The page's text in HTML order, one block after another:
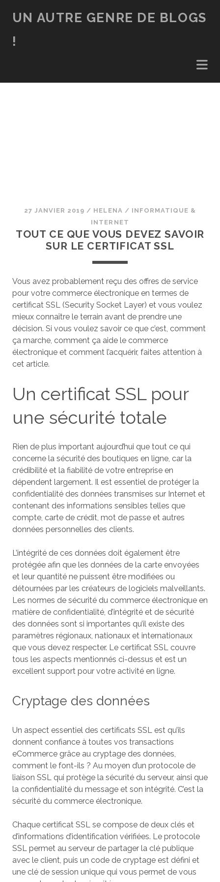
UN AUTRE GENRE DE BLOGS
!
27 JANVIER 2019 / HELENA / INFORMATIQUE &
INTERNET
TOUT CE QUE VOUS DEVEZ SAVOIR
SUR LE CERTIFICAT SSL
Vous avez probablement reçu des offres de service
pour votre commerce électronique en termes de
certificat SSL (Security Socket Layer) et vous voulez
mieux connaître le terrain avant de prendre une
décision. Si vous voulez savoir ce que c’est, comment
ça marche, comment ça aide le commerce
électronique et comment l’acquérir, faites attention à
cet article.
Un certificat SSL pour
une sécurité totale
Rien de plus important aujourd’hui que tout ce qui
concerne la sécurité des boutiques en ligne, car la
crédibilité et la fiabilité de votre entreprise en
dépendent largement. Il est essentiel de protéger la
confidentialité des données transmises sur Internet et
contenant des informations sensibles telles que
compte, carte de crédit, mot de passe et autres
données personnelles des clients.
L’intégrité de ces données doit également être
protégée afin que les données de la carte envoyées
et leur quantité ne puissent être modifiées ou
détournées par les créateurs de logiciels malveillants.
Les normes de sécurité du commerce électronique en
matière de confidentialité, d’intégrité et de sécurité
des données sont si importantes qu’il existe des
paramètres régionaux, nationaux et internationaux
que vous devez respecter. Le certificat SSL couvre
tous les aspects mentionnés ci-dessus et est un
excellent support pour votre activité en ligne.
Cryptage des données
Un aspect essentiel des certificats SSL est qu’ils
donnent confiance à toutes vos transactions
eCommerce grâce au cryptage des données,
comment le font-ils ? Au moyen d’un protocole de
liaison SSL qui protège la sécurité du serveur, ainsi que
la confidentialité du message et son intégrité. C’est la
sécurité du commerce électronique.
Chaque certificat SSL se compose de deux clés et
d’informations d’identification vérifiées. Le protocole
SSL permet au serveur de partager la clé publique
avec le client, puis un code de cryptage est défini et
une clé de session unique qui vous permet de vous